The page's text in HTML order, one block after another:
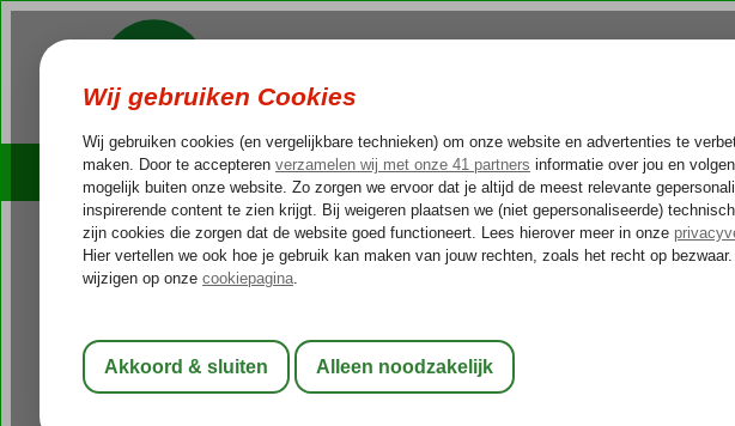
Cruises Outlet Deals Rondreizen
Home
Egypte Rode Zee Hurghada
Steigenberger Pure Life Style
All Inclusive-Hotel